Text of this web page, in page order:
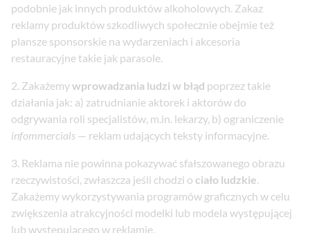
podobnie jak innych produktów alkoholowych. Zakaz
reklamy produktów szkodliwych społecznie obejmie też
plansze sponsorskie na wydarzeniach i akcesoria
restauracyjne takie jak parasole.
Zakażemywprowadzania ludzi w błąd poprzez takie
działania jak: a) zatrudnianie aktorek i aktorów do
odgrywania roli specjalistów, m.in. lekarzy, b) ograniczenie
infommercials — reklam udających teksty informacyjne.
Reklama nie powinna pokazywać sfałszowanego obrazu
rzeczywistości, zwłaszcza jeśli chodzi o ciało ludzkie
Zakażemy wykorzystywania programów graficznych w celu
zwiększenia atrakcyjności modelki lub modela występującej
lub występującego w reklamie.